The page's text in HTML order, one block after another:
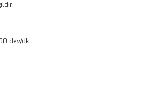
dev/dk